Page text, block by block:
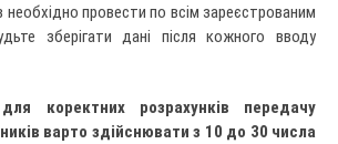
необхідно провести по всім зареєстрованим
зберігати дані після кожного вводу
коректних розрахунків передачу
варто здійснювати з 10 до 30 числа